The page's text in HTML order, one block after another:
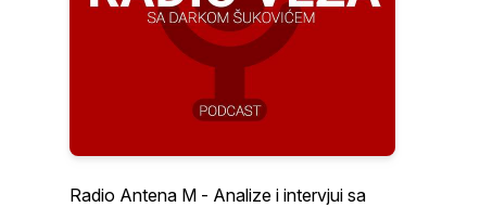
Radio Antena M - Analize i intervjui sa